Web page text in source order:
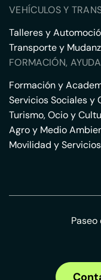
VEHÍCULOS Y
Talleres y
Transporte y
FORMACIÓN,
Formación y
Servicios Sociales y
Turismo, Ocio y
Agro y Medio
Movilidad y